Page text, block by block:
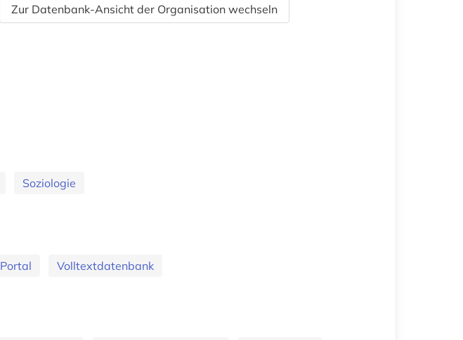
Zur Datenbank-Ansicht der Organisation wechseln
Soziologie
Portal Volltextdatenbank